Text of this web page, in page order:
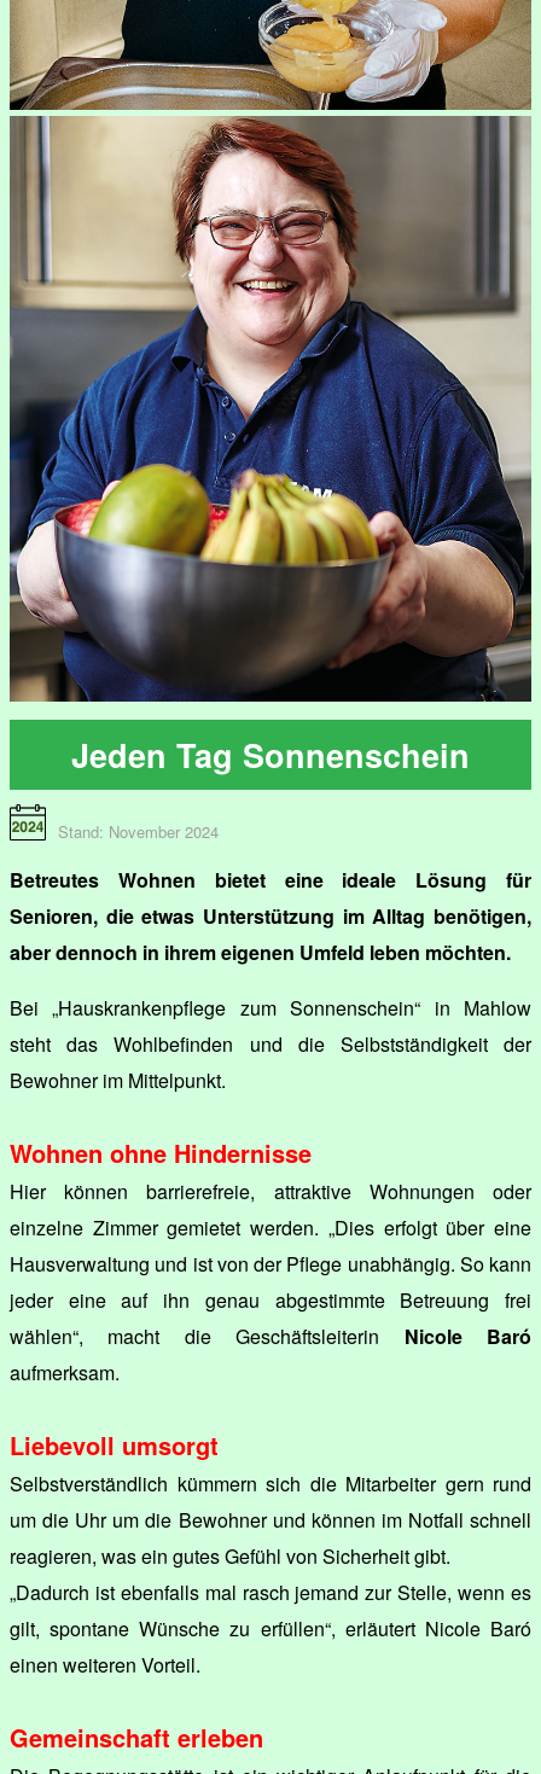
Jeden Tag Sonnenschein
Stand: November 2024
Betreutes Wohnen bietet eine ideale Lösung für
Senioren, die etwas Unterstützung im Alltag benötigen,
aber dennoch in ihrem eigenen Umfeld leben möchten.
Bei „Hauskrankenpflege zum Sonnenschein“ in Mahlow
steht das Wohlbefinden und die Selbstständigkeit der
Bewohner im Mittelpunkt.
Wohnen ohne Hindernisse
Hier können barrierefreie, attraktive Wohnungen oder
einzelne Zimmer gemietet werden. „Dies erfolgt über eine
Hausverwaltung und ist von der Pflege unabhängig. So kann
jeder eine auf ihn genau abgestimmte Betreuung frei
wählen“, macht die Geschäftsleiterin Nicole Baró
aufmerksam.
Liebevoll umsorgt
Selbstverständlich kümmern sich die Mitarbeiter gern rund
um die Uhr um die Bewohner und können im Notfall schnell
reagieren, was ein gutes Gefühl von Sicherheit gibt.
„Dadurch ist ebenfalls mal rasch jemand zur Stelle, wenn es
gilt, spontane Wünsche zu erfüllen“, erläutert Nicole Baró
einen weiteren Vorteil.
Gemeinschaft erleben